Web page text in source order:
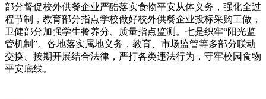
部分督促校外供餐企业严酷落实食物平安从体义务，强化全过
程节制，教育部分指点学校做好校外供餐企业投标采购工做，
卫健部分加强学生餐养分、质量指点监测。七是织牢“阳光监
管机制”。各地落实属地义务，教育、市场监管等多部分联动
交换、按期开展结合法律，严打各类违法行为，守牢校园食物
平安底线。